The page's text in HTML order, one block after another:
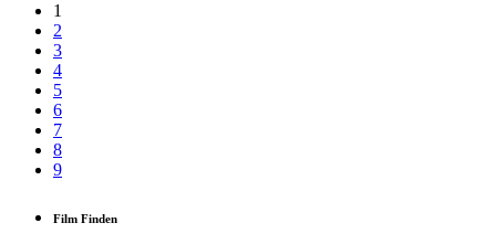
1
2
3
4
5
6
7
8
9
Film Finden